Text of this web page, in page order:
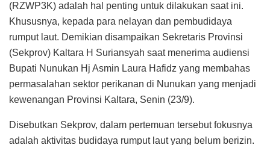
(RZWP3K) adalah hal penting untuk dilakukan saat ini.
Khususnya, kepada para nelayan dan pembudidaya
rumput laut. Demikian disampaikan Sekretaris Provinsi
(Sekprov) Kaltara H Suriansyah saat menerima audiensi
Bupati Nunukan Hj Asmin Laura Hafidz yang membahas
permasalahan sektor perikanan di Nunukan yang menjadi
kewenangan Provinsi Kaltara, Senin (23/9).
Disebutkan Sekprov, dalam pertemuan tersebut fokusnya
adalah aktivitas budidaya rumput laut yang belum berizin.